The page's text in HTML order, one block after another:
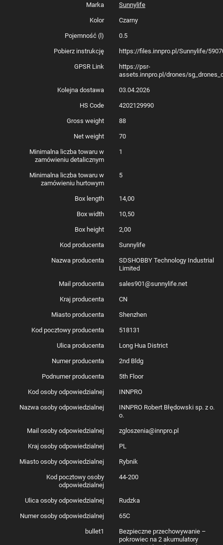
Marka Sunnylife
Kolor Czarny
Pojemność (l) 0.5
Pobierz instrukcję https://files.innpro.pl/Sunnylife/
GPSR Link
https://psr-
assets.innpro.pl/drones/
Kolejna dostawa 03.04.2026
HS Code 4202129990
Gross weight 88
Net weight 70
Minimalna liczba towaru w
zamówieniu detalicznym
1
Minimalna liczba towaru w
zamówieniu hurtowym
5
Box length 14,00
Box width 10,50
Box height 2,00
Kod producenta Sunnylife
Nazwa producenta
SDSHOBBY Technology Industrial
Limited
Mail producenta sales901@sunnylife.net
Kraj producenta CN
Miasto producenta Shenzhen
Kod pocztowy producenta 518131
Ulica producenta Long Hua District
Numer producenta 2nd Bldg
Podnumer producenta 5th Floor
Kod osoby odpowiedzialnej INNPRO
Nazwa osoby odpowiedzialnej
INNPRO Robert Błędowski sp. z o.
o.
Mail osoby odpowiedzialnej zgloszenia@innpro.pl
Kraj osoby odpowiedzialnej PL
Miasto osoby odpowiedzialnej Rybnik
Kod pocztowy osoby
odpowiedzialnej
44-200
Ulica osoby odpowiedzialnej Rudzka
Numer osoby odpowiedzialnej 65C
bullet1
Bezpieczne przechowywanie –
pokrowiec na 2 akumulatory